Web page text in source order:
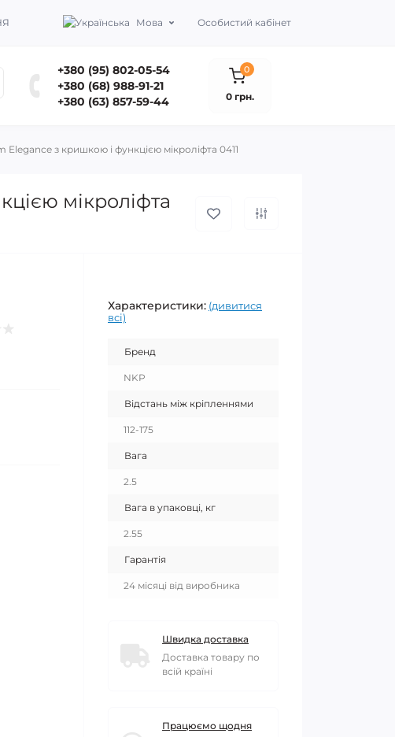
Мова Особистий кабінет
+380 (95) 802-05-54
+380 (68) 988-91-21
+380 (63) 857-59-44
0
0 грн.
Elegance з кришкою і функцією мікроліфта 0411
мікроліфта
Характеристики: (дивитися
всі)
Бренд
NKP
Відстань між кріпленнями
112-175
Вага
2.5
Вага в упаковці, кг
2.55
Гарантія
24 місяці від виробника
Швидка доставка
Доставка товару по
всій країні
Працюємо щодня